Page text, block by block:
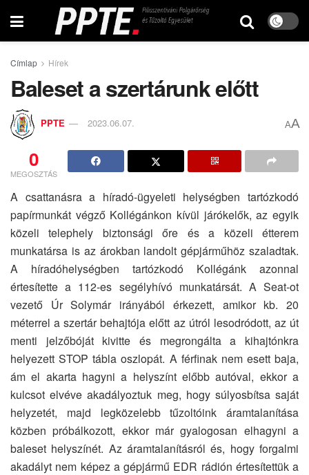
Címlap Hírek
Baleset a szertárunk előtt
PPTE 2023.06.07. AA
0
MEGOSZTÁS
A csattanásra a híradó-ügyeleti helységben tartózkodó
papírmunkát végző Kollégánkon kívül járókelők, az egyik
közeli telephely biztonsági őre és a közeli étterem
munkatársa is az árokban landolt gépjárműhöz szaladtak.
A híradóhelységben tartózkodó Kollégánk azonnal
értesítette a 112-es segélyhívó munkatársát. A Seat-ot
vezető Úr Solymár irányából érkezett, amikor kb. 20
méterrel a szertár behajtója előtt az útról lesodródott, az út
menti jelzőbóját kivitte és megrongálta a kihajtónkra
helyezett STOP tábla oszlopát. A férfinak nem esett baja,
ám el akarta hagyni a helyszínt előbb autóval, ekkor a
kulcsot elvéve akadályoztuk meg, hogy súlyosbítsa saját
helyzetét, majd legközelebb tűzoltóink áramtalanítása
közben próbálkozott, ekkor már gyalogosan elhagyni a
baleset helyszínét. Az áramtalanításról és, hogy forgalmi
akadályt nem képez a gépjármű EDR rádión értesítettük a